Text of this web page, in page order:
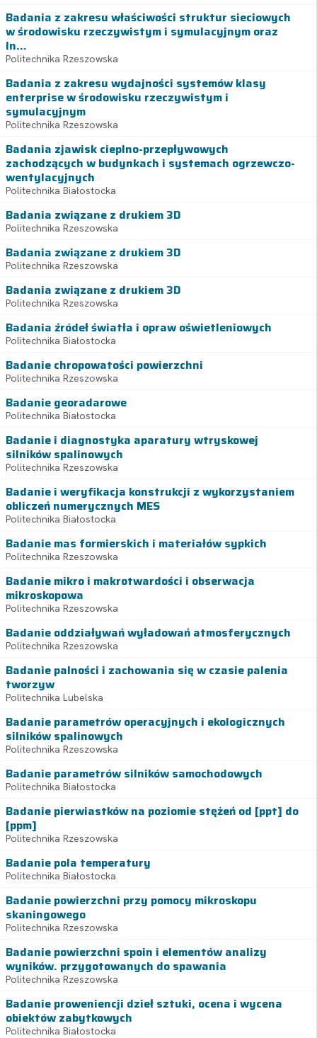
Badania z zakresu właściwości struktur sieciowych
w środowisku rzeczywistym i symulacyjnym oraz
In...
Politechnika Rzeszowska
Badania z zakresu wydajności systemów klasy
enterprise w środowisku rzeczywistym i
symulacyjnym
Politechnika Rzeszowska
Badania zjawisk cieplno-przepływowych
zachodzących w budynkach i systemach ogrzewczo-
wentylacyjnych
Politechnika Białostocka
Badania związane z drukiem 3D
Politechnika Rzeszowska
Badania związane z drukiem 3D
Politechnika Rzeszowska
Badania związane z drukiem 3D
Politechnika Rzeszowska
Badania źródeł światła i opraw oświetleniowych
Politechnika Białostocka
Badanie chropowatości powierzchni
Politechnika Rzeszowska
Badanie georadarowe
Politechnika Białostocka
Badanie i diagnostyka aparatury wtryskowej
silników spalinowych
Politechnika Rzeszowska
Badanie i weryfikacja konstrukcji z wykorzystaniem
obliczeń numerycznych MES
Politechnika Białostocka
Badanie mas formierskich i materiałów sypkich
Politechnika Rzeszowska
Badanie mikro i makrotwardości i obserwacja
mikroskopowa
Politechnika Rzeszowska
Badanie oddziaływań wyładowań atmosferycznych
Politechnika Rzeszowska
Badanie palności i zachowania się w czasie palenia
tworzyw
Politechnika Lubelska
Badanie parametrów operacyjnych i ekologicznych
silników spalinowych
Politechnika Rzeszowska
Badanie parametrów silników samochodowych
Politechnika Białostocka
Badanie pierwiastków na poziomie stężeń od [ppt] do
[ppm]
Politechnika Rzeszowska
Badanie pola temperatury
Politechnika Białostocka
Badanie powierzchni przy pomocy mikroskopu
skaningowego
Politechnika Rzeszowska
Badanie powierzchni spoin i elementów analizy
wyników. przygotowanych do spawania
Politechnika Rzeszowska
Badanie proweniencji dzieł sztuki, ocena i wycena
obiektów zabytkowych
Politechnika Białostocka